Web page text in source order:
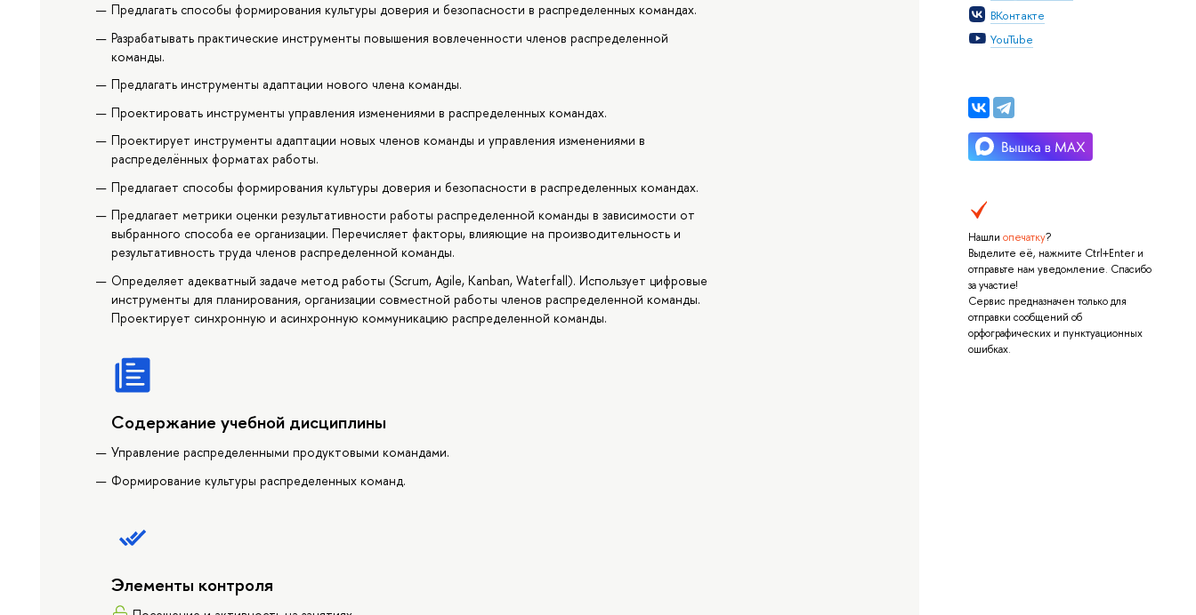
ВКонтакте
YouTube
Нашли опечатку?
Выделите её, нажмите Ctrl+Enter и
отправьте нам уведомление. Спасибо
за участие!
Сервис предназначен только для
отправки сообщений об
орфографических и пунктуационных
ошибках.
Предлагать способы формирования культуры доверия и безопасности в распределенных командах.
Разрабатывать практические инструменты повышения вовлеченности членов распределенной
команды.
Предлагать инструменты адаптации нового члена команды.
Проектировать инструменты управления изменениями в распределенных командах.
Проектирует инструменты адаптации новых членов команды и управления изменениями в
распределённых форматах работы.
Предлагает способы формирования культуры доверия и безопасности в распределенных командах.
Предлагает метрики оценки результативности работы распределенной команды в зависимости от
выбранного способа ее организации. Перечисляет факторы, влияющие на производительность и
результативность труда членов распределенной команды.
Определяет адекватный задаче метод работы (Scrum, Agile, Kanban, Waterfall). Использует цифровые
инструменты для планирования, организации совместной работы членов распределенной команды.
Проектирует синхронную и асинхронную коммуникацию распределенной команды.
Содержание учебной дисциплины
Управление распределенными продуктовыми командами.
Формирование культуры распределенных команд.
Элементы контроля